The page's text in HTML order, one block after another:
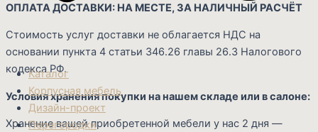
Каталог
Корпусная мебель
Дизайн-проект
Перегородки
ОПЛАТА ДОСТАВКИ: НА МЕСТЕ, ЗА НАЛИЧНЫЙ РАСЧЁТ
Стоимость услуг доставки не облагается НДС на
основании пункта 4 статьи 346.26 главы 26.3 Налогового
кодекса РФ.
Условия хранения покупки на нашем складе или в салоне:
Хранение вашей приобретенной мебели у нас 2 дня —